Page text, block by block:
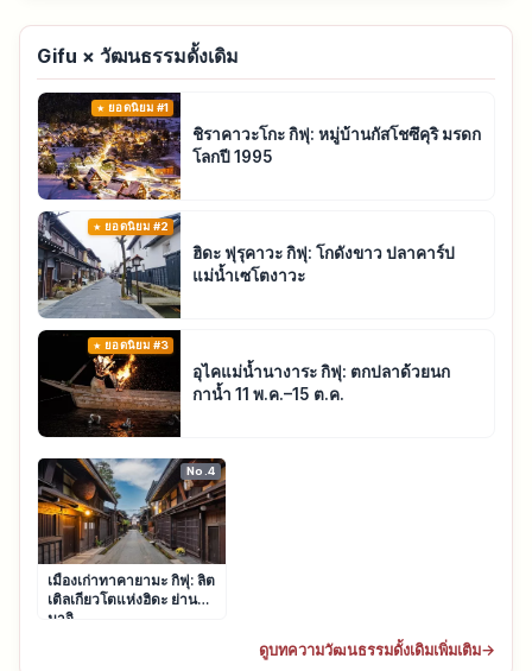
Gifu × วัฒนธรรมดั้งเดิม
ยอดนิยม #1
ชิราคาวะโกะ กิฟุ: หมู่บ้านกัสโชซึคุริ มรดก
โลกปี 1995
ยอดนิยม #2
ฮิดะ ฟุรุคาวะ กิฟุ: โกดังขาว ปลาคาร์ป
แม่น้ำเซโตงาวะ
ยอดนิยม #3
อุไคแม่น้ำนางาระ กิฟุ: ตกปลาด้วยนก
กาน้ำ 11 พ.ค.–15 ต.ค.
No.4
เมืองเก่าทาคายามะ กิฟุ: ลิต
เติลเกียวโตแห่งฮิดะ ย่านซัน
มาจิ
ดูบทความวัฒนธรรมดั้งเดิมเพิ่มเติม→